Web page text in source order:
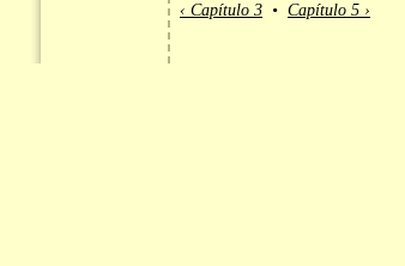
‹ Capítulo 3 • Capítulo 5 ›